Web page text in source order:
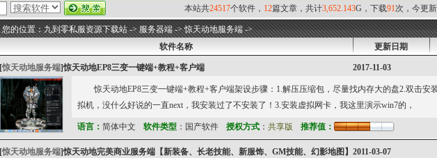
本站共24517个软件， 12篇文章，共计3,652.143G，下载91次，今更新
您的位置：九到零私服资源下载站->服务器端->惊天动地服务端->
软件名称
更新日期
[惊天动地服务端]惊天动地EP8三变一键端+教程+客户端 2017-11-03
惊天动地EP8三变一键端+教程+客户端架设步骤：1.解压压缩包，尽量找内存大的盘2.双击安
拟机，没什么好说的一直next，我安装过了不安装了！3.安装虚拟网卡，我这里演示win7的，
语言： 简体中文 软件类型：国产软件 授权方式： 共享版 推荐值：
[惊天动地服务端]惊天动地完美商业服务端【新装备、长老技能、新服饰、GM技能、幻影地图】 2011-03-07